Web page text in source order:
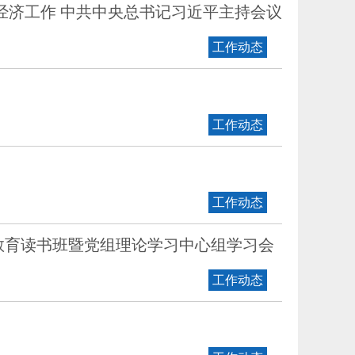
工作 中共中央总书记习近平主持会议
工作动态
工作动态
工作动态
读书班暨党组理论学习中心组学习会
工作动态